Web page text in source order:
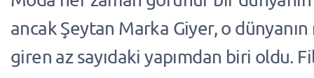
ancak Şeytan Marka Giyer, o
giren az sayıdaki yapımdan biri oldu.